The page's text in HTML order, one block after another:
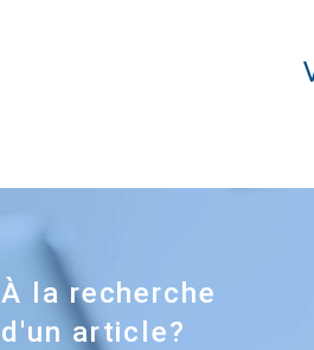
À la recherche
d'un article?